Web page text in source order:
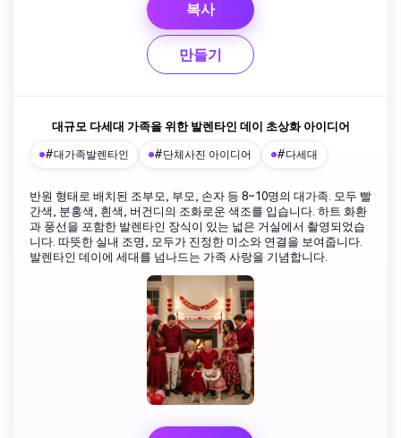
복사
만들기
대규모 다세대 가족을 위한 발렌타인 데이 초상화 아이디어
#대가족발렌타인 #단체사진 아이디어 #다세대
반원 형태로 배치된 조부모, 부모, 손자 등 8~10명의 대가족. 모두 빨
간색, 분홍색, 흰색, 버건디의 조화로운 색조를 입습니다. 하트 화환
과 풍선을 포함한 발렌타인 장식이 있는 넓은 거실에서 촬영되었습
니다. 따뜻한 실내 조명, 모두가 진정한 미소와 연결을 보여줍니다.
발렌타인 데이에 세대를 넘나드는 가족 사랑을 기념합니다.